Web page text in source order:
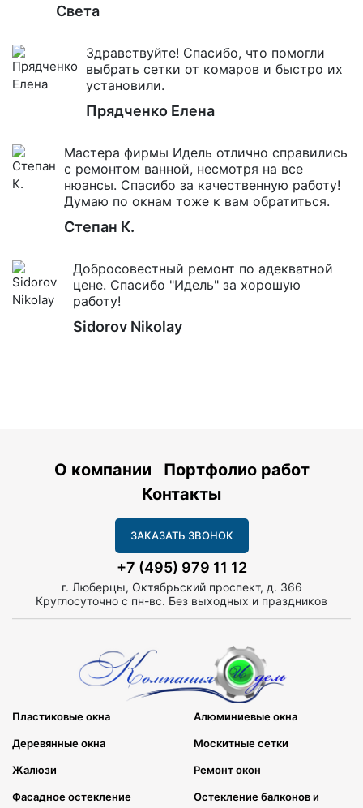
Света
Здравствуйте! Спасибо, что помогли
выбрать сетки от комаров и быстро их
установили.
Прядченко Елена
Мастера фирмы Идель отлично справились
с ремонтом ванной, несмотря на все
нюансы. Спасибо за качественную работу!
Думаю по окнам тоже к вам обратиться.
Степан К.
Добросовестный ремонт по адекватной
цене. Спасибо "Идель" за хорошую
работу!
Sidorov Nikolay
О компании
Портфолио работ
Контакты
ЗАКАЗАТЬ ЗВОНОК
+7 (495) 979 11 12
г. Люберцы, Октябрьский проспект, д. 366
Круглосуточно с пн-вс. Без выходных и праздников
Пластиковые окна Алюминиевые окна
Деревянные окна Москитные сетки
Жалюзи Ремонт окон
Фасадное остекление
Остекление балконов и